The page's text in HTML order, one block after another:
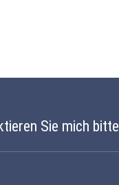
Sie mich bitte